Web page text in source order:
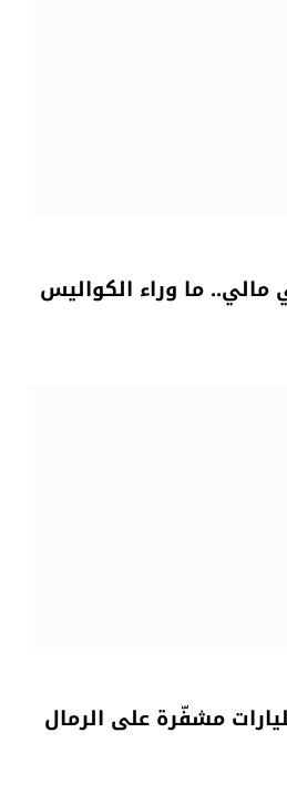
ما وراء الكواليس
مشفّرة على الرمال